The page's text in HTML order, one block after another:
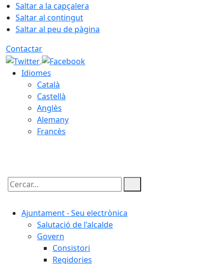
Saltar a la capçalera
Saltar al contingut
Saltar al peu de pàgina
Contactar
Idiomes
Català
Castellà
Anglès
Alemany
Francès
Cercar:
Ajuntament - Seu electrònica
Salutació de l'alcalde
Govern
Consistori
Regidories